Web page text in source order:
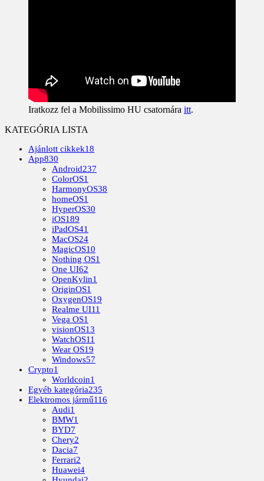
Iratkozz fel a Mobilissimo HU csatornára itt.
KATEGÓRIA LISTA
Ajánlott cikkek18
App830
Android237
ColorOS1
HarmonyOS38
homeOS1
HyperOS30
iOS189
iPadOS41
MacOS24
MagicOS10
Nothing OS1
One UI62
OpenKylin1
OriginOS1
OxygenOS19
Realme UI11
Vega OS1
visionOS13
WatchOS11
Wear OS19
Windows57
Crypto1
Worldcoin1
Egyéb kategória235
Elektromos jármű116
Audi1
BMW1
BYD7
Chery2
Dacia7
Ferrari2
Huawei4